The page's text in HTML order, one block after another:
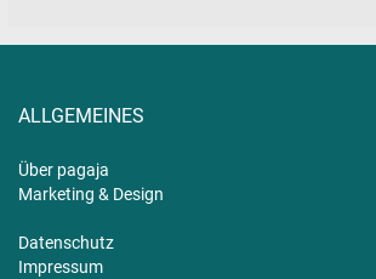
ALLGEMEINES
Über pagaja
Marketing & Design
Datenschutz
Impressum